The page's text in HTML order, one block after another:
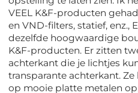
VEEL K&F-producten
en VND-filters, statief, enz.,
dezelfde hoogwaardige
K&F-producten. Er zitten
achterkant die je lichtjes
transparante achterkant.
op mooie platte metalen